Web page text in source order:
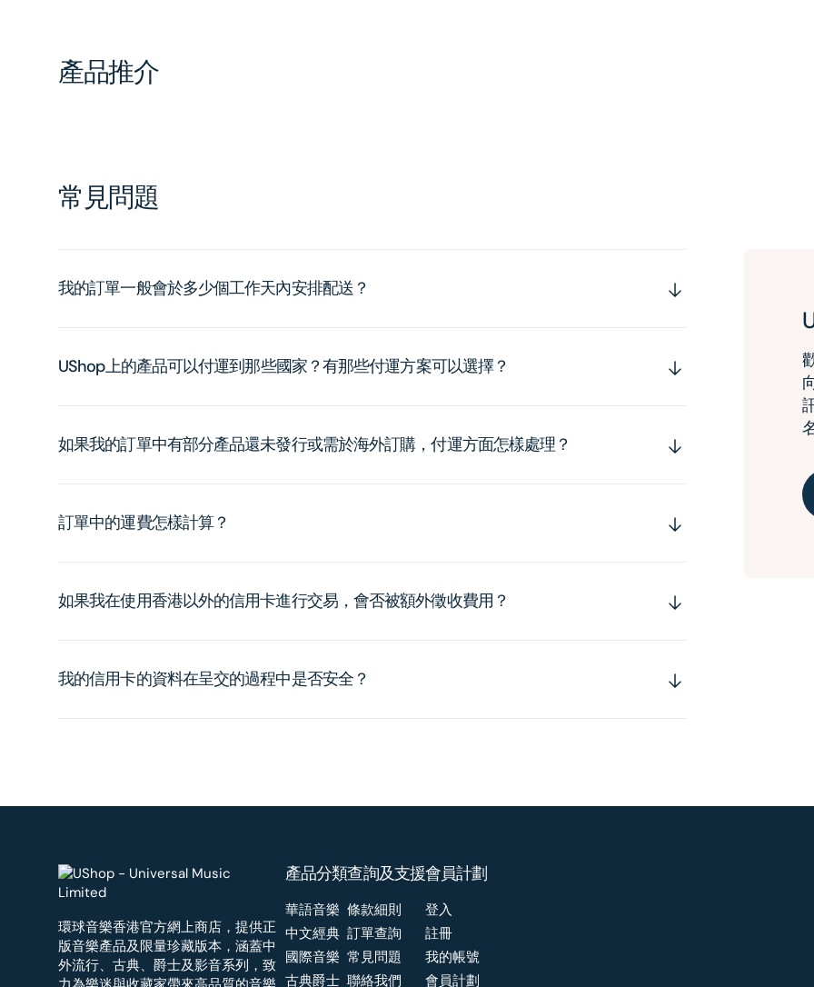
產品推介
常見問題
我的訂單一般會於多少個工作天內安排配送？
UShop上的產品可以付運到那些國家？有那些付運方案可以選擇？
如果我的訂單中有部分產品還未發行或需於海外訂購，付運方面怎樣處理？
訂單中的運費怎樣計算？
如果我在使用香港以外的信用卡進行交易，會否被額外徵收費用？
我的信用卡的資料在呈交的過程中是否安全？
環球音樂香港官方網上商店，提供正
版音樂產品及限量珍藏版本，涵蓋中
外流行、古典、爵士及影音系列，致
產品分類
華語音樂
中文經典
國際音樂
古典爵士
查詢及支援
條款細則
訂單查詢
常見問題
聯絡我們
會員計劃
登入
註冊
我的帳號
會員計劃